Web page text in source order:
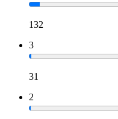
132
3
31
2